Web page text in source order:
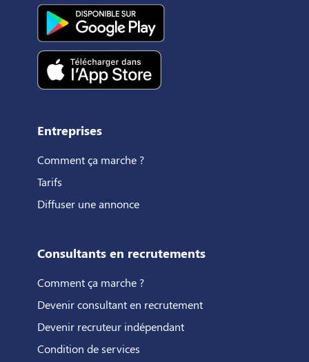
Entreprises
Comment ça marche ?
Tarifs
Diffuser une annonce
Consultants en recrutements
Comment ça marche ?
Devenir consultant en recrutement
Devenir recruteur indépendant
Condition de services